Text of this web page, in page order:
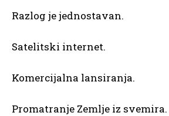
Razlog je jednostavan.
Satelitski internet.
Komercijalna lansiranja.
Promatranje Zemlje iz svemira.